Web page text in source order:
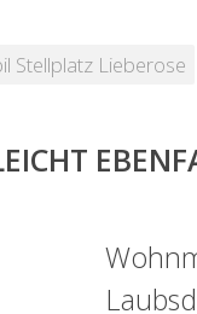
Stellplatz Lieberose